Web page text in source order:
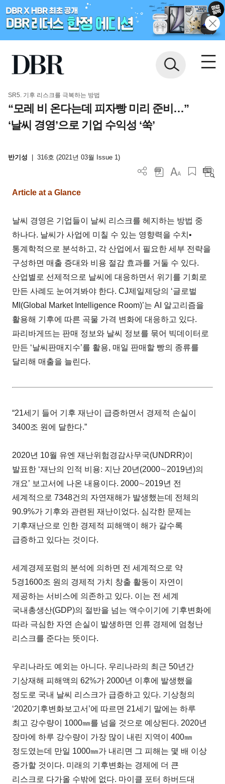
SR5. 기후 리스크를 극복하는 방법
“모레 비 온다는데 피자빵 미리 준비…”
‘날씨 경영’으로 기업 수익성 ‘쑥’
반기성 316호 (2021년 03월 Issue 1)
Article at a Glance
날씨 경영은 기업들이 날씨 리스크를 헤지하는 방법 중
하나다. 날씨가 사업에 미칠 수 있는 영향력을 수치•
통계학적으로 분석하고, 각 산업에서 필요한 세부 전략을
구성하면 매출 증대와 비용 절감 효과를 거둘 수 있다.
산업별로 선제적으로 날씨에 대응하면서 위기를 기회로
만든 사례도 눈여겨봐야 한다. CJ제일제당의 ‘글로벌
MI(Global Market Intelligence Room)’는 AI 알고리즘을
활용해 기후에 따른 곡물 가격 변화에 대응하고 있다.
파리바게뜨는 판매 정보와 날씨 정보를 묶어 빅데이터로
만든 ‘날씨판매지수’를 활용, 매일 판매할 빵의 종류를
달리해 매출을 늘린다.
“21세기 들어 기후 재난이 급증하면서 경제적 손실이
3400조 원에 달한다.”
2020년 10월 유엔 재난위험경감사무국(UNDRR)이
발표한 ‘재난의 인적 비용: 지난 20년(2000∼2019년)의
개요’ 보고서에 나온 내용이다. 2000∼2019년 전
세계적으로 7348건의 자연재해가 발생했는데 전체의
90.9%가 기후와 관련된 재난이었다. 심각한 문제는
기후재난으로 인한 경제적 피해액이 해가 갈수록
급증하고 있다는 것이다.
세계경제포럼의 분석에 의하면 전 세계적으로 약
5경1600조 원의 경제적 가치 창출 활동이 자연이
제공하는 서비스에 의존하고 있다. 이는 전 세계
국내총생산(GDP)의 절반을 넘는 액수이기에 기후변화에
따라 극심한 자연 손실이 발생하면 인류 경제에 엄청난
리스크를 준다는 뜻이다.
우리나라도 예외는 아니다. 우리나라의 최근 50년간
기상재해 피해액의 62%가 2000년 이후에 발생했을
정도로 국내 날씨 리스크가 급증하고 있다. 기상청의
‘2020기후변화보고서’에 따르면 21세기 말에는 하루
최고 강수량이 1000㎜를 넘을 것으로 예상된다. 2020년
장마에 하루 강수량이 가장 많이 내린 지역이 400㎜
정도였는데 만일 1000㎜가 내리면 그 피해는 몇 배 이상
증가할 것이다. 미래의 기후변화는 경제에 더 큰
리스크로 다가올 수밖에 없다. 마이클 포터 하버드대